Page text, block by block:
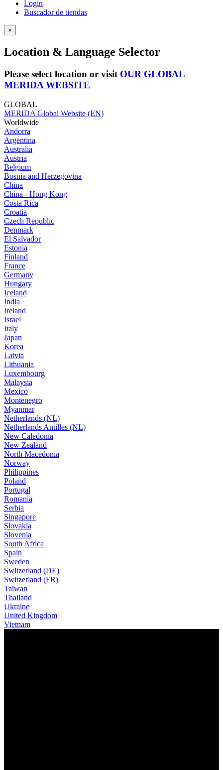
Login
Buscador de tiendas
×
Location & Language Selector
Please select location or visit OUR GLOBAL
MERIDA WEBSITE
GLOBAL
MERIDA Global Website (EN)
Worldwide
Andorra
Argentina
Australia
Austria
Belgium
Bosnia and Herzegovina
China
China - Hong Kong
Costa Rica
Croatia
Czech Republic
Denmark
El Salvador
Estonia
Finland
France
Germany
Hungary
Iceland
India
Ireland
Israel
Italy
Japan
Korea
Latvia
Lithuania
Luxembourg
Malaysia
Mexico
Montenegro
Myanmar
Netherlands (NL)
Netherlands Antilles (NL)
New Caledonia
New Zealand
North Macedonia
Norway
Philippines
Poland
Portugal
Romania
Serbia
Singapore
Slovakia
Slovenia
South Africa
Spain
Sweden
Switzerland (DE)
Switzerland (FR)
Taiwan
Thailand
Ukraine
United Kingdom
Vietnam